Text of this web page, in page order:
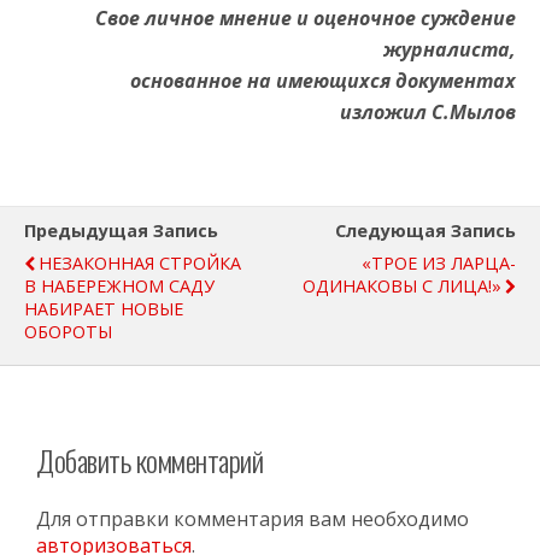
Свое личное мнение и оценочное суждение
журналиста,
основанное на имеющихся документах
изложил С.Мылов
Предыдущая Запись
НЕЗАКОННАЯ СТРОЙКА
В НАБЕРЕЖНОМ САДУ
НАБИРАЕТ НОВЫЕ
ОБОРОТЫ
Следующая Запись
«ТРОЕ ИЗ ЛАРЦА-
ОДИНАКОВЫ С ЛИЦА!»
Добавить комментарий
Для отправки комментария вам необходимо
авторизоваться.